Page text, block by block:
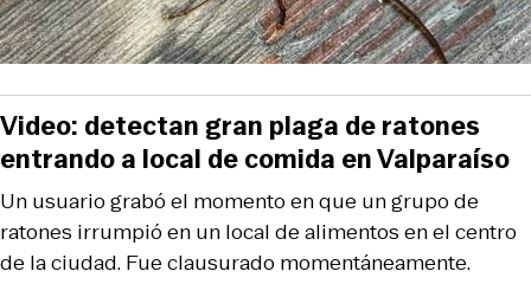
Un usuario grabó el momento en que un grupo de
ratones irrumpió en un local de alimentos en el centro
de la ciudad. Fue clausurado momentáneamente.
Video: detectan gran plaga de ratones
entrando a local de comida en Valparaíso